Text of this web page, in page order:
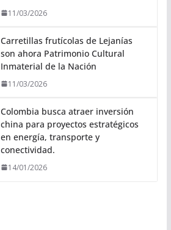
11/03/2026
Carretillas frutícolas de Lejanías
son ahora Patrimonio Cultural
Inmaterial de la Nación
11/03/2026
Colombia busca atraer inversión
china para proyectos estratégicos
en energía, transporte y
conectividad.
14/01/2026